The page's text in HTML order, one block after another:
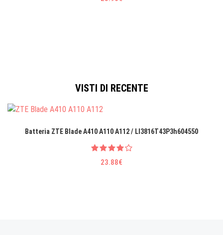
VISTI DI RECENTE
Batteria ZTE Blade A410 A110 A112 / LI3816T43P3h604550
23.88€